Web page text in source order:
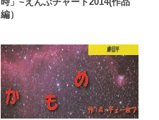
編）
劇評